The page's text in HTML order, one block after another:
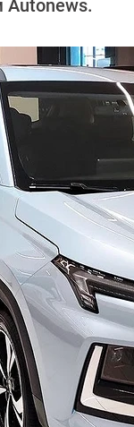
Autonews.